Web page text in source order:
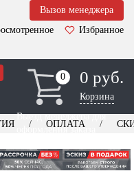
Вызов менеджера
Избранное
0
0 0 руб.
Корзина
Выезд менеджера для
оформления заказа
ОПЛАТА